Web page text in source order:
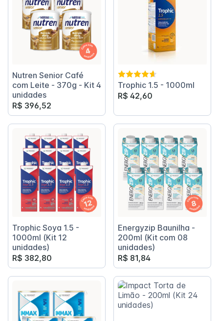
Nutren Senior Café
com Leite - 370g - Kit 4
unidades
R$ 396,52
Trophic 1.5 - 1000ml
R$ 42,60
Trophic Soya 1.5 -
1000ml (Kit 12
unidades)
R$ 382,80
Energyzip Baunilha -
200ml (Kit com 08
unidades)
R$ 81,84